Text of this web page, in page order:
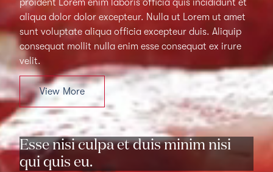
proident Lorem enim laboris officia quis incididunt et
aliqua dolor dolor excepteur. Nulla ut Lorem ut amet
sunt voluptate aliqua officia excepteur duis. Aliquip
consequat mollit nulla enim esse consequat ex irure
velit.
View More
Esse nisi culpa et duis minim nisi
qui quis eu.